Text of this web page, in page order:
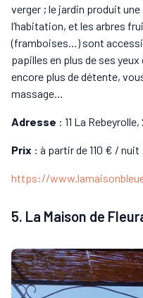
verger ; le jardin produit
l’habitation, et les arbres
(framboises…) sont
papilles en plus de ses
encore plus de détente,
massage…
Adresse : 11 La
Prix : à partir de 110 € / nuit
https://
5. La Maison de